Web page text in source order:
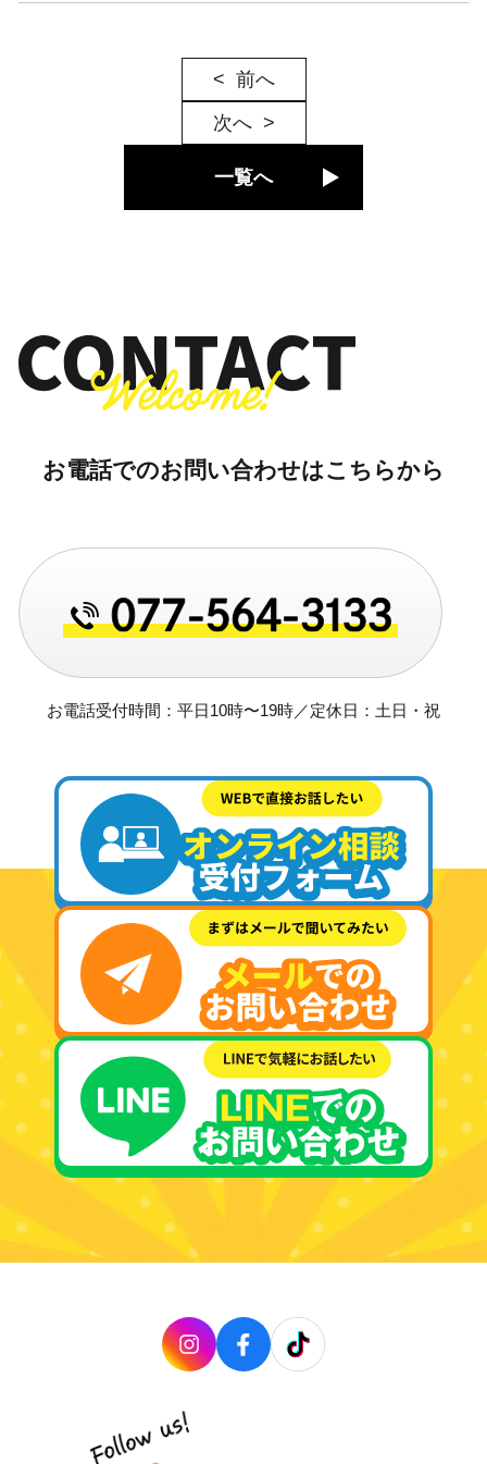
前へ
次へ
一覧へ
お電話でのお問い合わせはこちらから
お電話受付時間：平日10時〜19時／定休日：土日・祝